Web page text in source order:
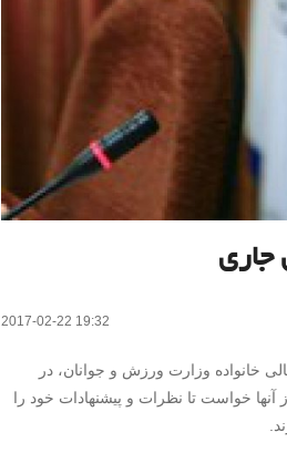
2017-02-22 19:32
خانواده وزارت ورزش و جوانان، در
خواست تا نظرات و پیشنهادات خود را